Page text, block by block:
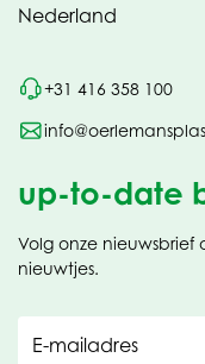
Nederland
+31 416 358 100
up-to-date
Volg onze
nieuwtjes.
E-mailadres